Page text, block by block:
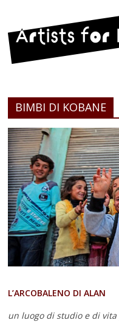
BIMBI DI KOBANE
L’ARCOBALENO DI ALAN
un luogo di studio e di vita